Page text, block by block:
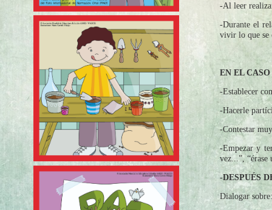
-Al leer
-Durante el
vivir lo que se
EN EL
-Establecer
-Hacerle
-Contestar
-Empezar y
vez...”,
-DESPUÉS
Dialogar sobre: